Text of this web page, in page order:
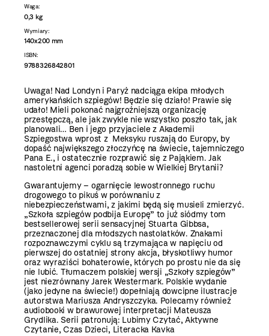
Waga:
0,3 kg
Wymiary:
140x200 mm
ISBN:
9788326842801
Uwaga! Nad Londyn i Paryż nadciąga ekipa młodych
amerykańskich szpiegów! Będzie się działo! Prawie się
udało! Mieli pokonać najgroźniejszą organizację
przestępczą, ale jak zwykle nie wszystko poszło tak, jak
planowali… Ben i jego przyjaciele z Akademii
Szpiegostwa wprost z Meksyku ruszają do Europy, by
dopaść największego złoczyńcę na świecie, tajemniczego
Pana E., i ostatecznie rozprawić się z Pająkiem. Jak
nastoletni agenci poradzą sobie w Wielkiej Brytanii?
Gwarantujemy – ogarnięcie lewostronnego ruchu
drogowego to pikuś w porównaniu z
niebezpieczeństwami, z jakimi będą się musieli zmierzyć.
„Szkoła szpiegów podbija Europę” to już siódmy tom
bestsellerowej serii sensacyjnej Stuarta Gibbsa,
przeznaczonej dla młodszych nastolatków. Znakami
rozpoznawczymi cyklu są trzymająca w napięciu od
pierwszej do ostatniej strony akcja, błyskotliwy humor
oraz wyraziści bohaterowie, których po prostu nie da się
nie lubić. Tłumaczem polskiej wersji „Szkoły szpiegów”
jest niezrównany Jarek Westermark. Polskie wydanie
(jako jedyne na świecie!) dopełniają dowcipne ilustracje
autorstwa Mariusza Andryszczyka. Polecamy również
audiobooki w brawurowej interpretacji Mateusza
Grydlika. Serii patronują: Lubimy Czytać, Aktywne
Czytanie, Czas Dzieci, Literacka Kavka